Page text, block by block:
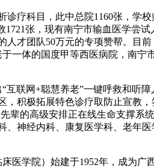
疗科目，此中总院1160张，学校
张，现有南宁市输血医学尝试
人才团队50万元的专项赞帮。目
一体的国度甲等西医病院，南宁
联网+聪慧养老”一键呼救和听障
积极拓展特色诊疗取防止宣教，
辈的高级安排正在线生命支撑系
、神经内科、康复医学科、老年
医学院）始建于1952年，成为广